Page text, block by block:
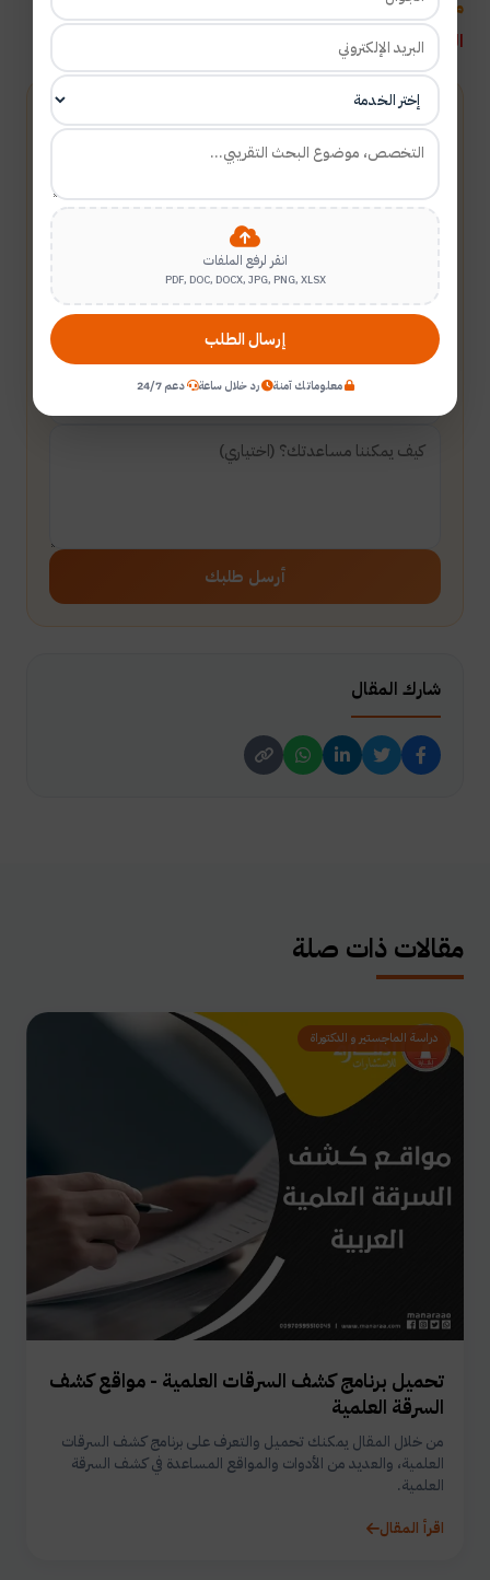
احصل على استشارة أكاديمية
فريق المنارة يساعد طلبة الماجستير والدكتوراه في الخدمات
أرسل طلبك
شارك المقال
مع تحيات:
المنارة للاستشارات لمساعدة الباحثين وطلبة
الدراسات العليا -
مقالات ذات صلة
دراسة الماجستير و الدكتوراة
تحميل برنامج كشف السرقات العلمية - مواقع كشف
السرقة العلمية
من خلال المقال يمكنك تحميل والتعرف على برنامج كشف السرقات
العلمية، والعديد من الأدوات والمواقع المساعدة في كشف السرقة
العلمية.
اقرأ المقال
انقر لرفع الملفات
PDF, DOC, DOCX, JPG, PNG, XLSX
إرسال الطلب
معلوماتك آمنة رد خلال ساعة دعم 24/7